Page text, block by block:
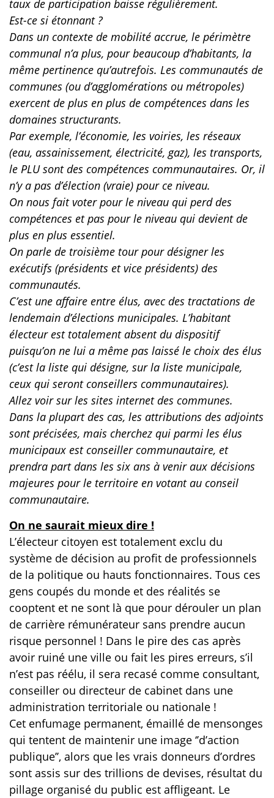
taux de participation baisse régulièrement.
Est-ce si étonnant ?
Dans un contexte de mobilité accrue, le périmètre
communal n’a plus, pour beaucoup d’habitants, la
même pertinence qu’autrefois. Les communautés de
communes (ou d’agglomérations ou métropoles)
exercent de plus en plus de compétences dans les
domaines structurants.
Par exemple, l’économie, les voiries, les réseaux
(eau, assainissement, électricité, gaz), les transports,
le PLU sont des compétences communautaires. Or, il
n’y a pas d’élection (vraie) pour ce niveau.
On nous fait voter pour le niveau qui perd des
compétences et pas pour le niveau qui devient de
plus en plus essentiel.
On parle de troisième tour pour désigner les
exécutifs (présidents et vice présidents) des
communautés.
C’est une affaire entre élus, avec des tractations de
lendemain d’élections municipales. L’habitant
électeur est totalement absent du dispositif
puisqu’on ne lui a même pas laissé le choix des élus
(c’est la liste qui désigne, sur la liste municipale,
ceux qui seront conseillers communautaires).
Allez voir sur les sites internet des communes.
Dans la plupart des cas, les attributions des adjoints
sont précisées, mais cherchez qui parmi les élus
municipaux est conseiller communautaire, et
prendra part dans les six ans à venir aux décisions
majeures pour le territoire en votant au conseil
communautaire.
On ne saurait mieux dire !
L’électeur citoyen est totalement exclu du
système de décision au profit de professionnels
de la politique ou hauts fonctionnaires. Tous ces
gens coupés du monde et des réalités se
cooptent et ne sont là que pour dérouler un plan
de carrière rémunérateur sans prendre aucun
risque personnel ! Dans le pire des cas après
avoir ruiné une ville ou fait les pires erreurs, s’il
n’est pas réélu, il sera recasé comme consultant,
conseiller ou directeur de cabinet dans une
administration territoriale ou nationale !
Cet enfumage permanent, émaillé de mensonges
qui tentent de maintenir une image ‘’d’action
publique’’, alors que les vrais donneurs d’ordres
sont assis sur des trillions de devises, résultat du
pillage organisé du public est affligeant. Le